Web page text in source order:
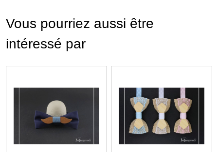
Vous pourriez aussi être
intéressé par